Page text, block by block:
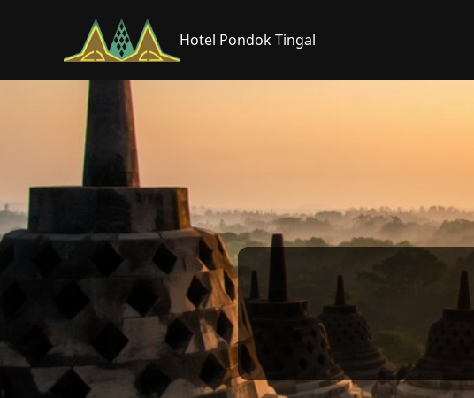
Hotel Pondok Tingal